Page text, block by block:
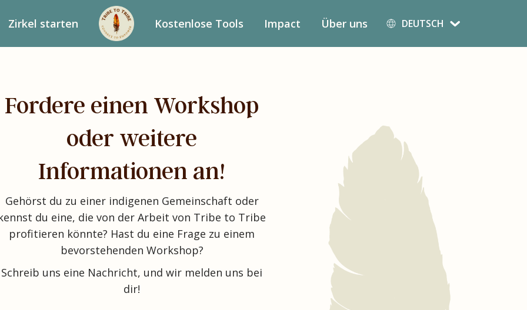
Zirkel starten Kostenlose Tools Impact Über uns DEUTSCH
Deutsch
Fordere einen Workshop
oder weitere
Informationen an!
Gehörst du zu einer indigenen Gemeinschaft oder
du eine, die von der Arbeit von Tribe to Tribe
profitieren könnte? Hast du eine Frage zu einem
bevorstehenden Workshop?
Schreib uns eine Nachricht, und wir melden uns bei
dir!